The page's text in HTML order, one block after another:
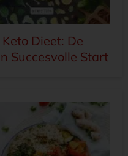
Dieet: De
Succesvolle Start